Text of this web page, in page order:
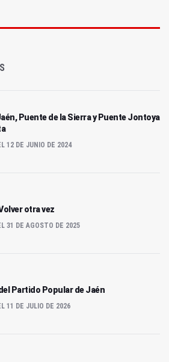
Puente de la Sierra y Puente Jontoya
12 DE JUNIO DE 2024
otra vez
31 DE AGOSTO DE 2025
Partido Popular de Jaén
11 DE JULIO DE 2026